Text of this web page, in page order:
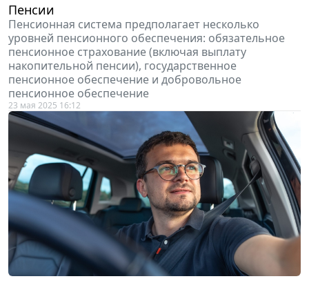
Пенсии
Пенсионная система предполагает несколько
уровней пенсионного обеспечения: обязательное
пенсионное страхование (включая выплату
накопительной пенсии), государственное
пенсионное обеспечение и добровольное
пенсионное обеспечение
23 мая 2025 16:12